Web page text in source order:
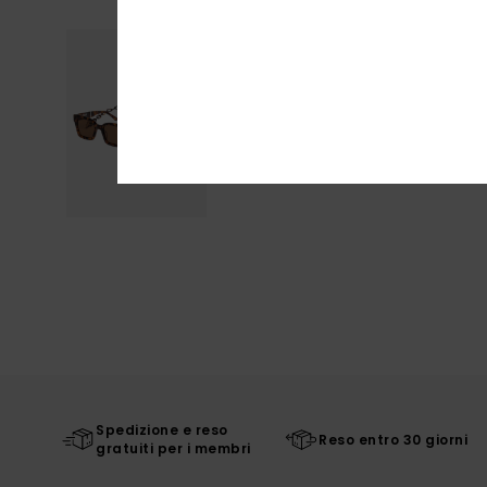
Spedizione e reso
gratuiti per i membri
Reso entro 30 giorni